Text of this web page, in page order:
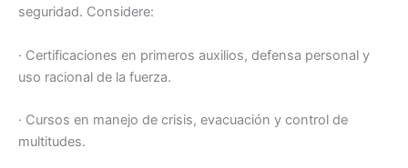
seguridad. Considere:
· Certificaciones en primeros auxilios, defensa personal y
uso racional de la fuerza.
· Cursos en manejo de crisis, evacuación y control de
multitudes.